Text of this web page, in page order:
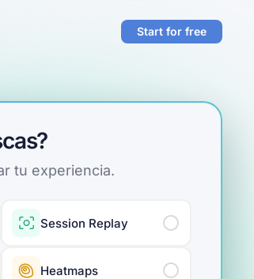
Start for free
tu experiencia.
Session Replay
Heatmaps